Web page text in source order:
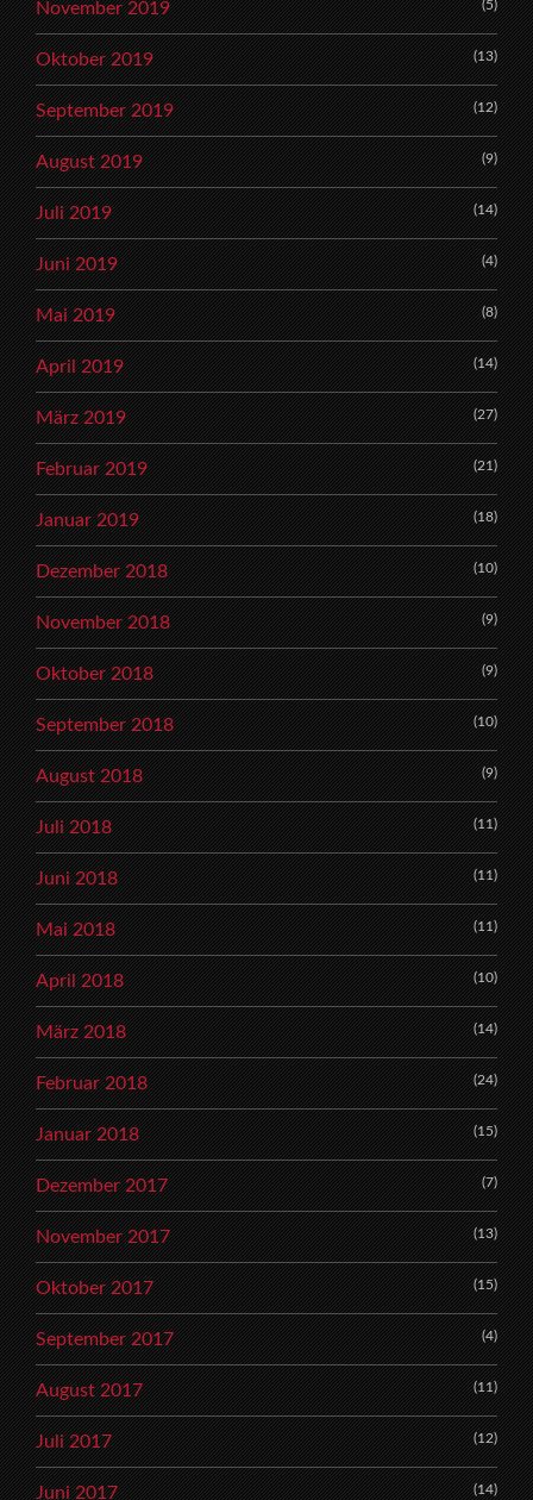
November 2019 (5)
Oktober 2019 (13)
September 2019 (12)
August 2019 (9)
Juli 2019 (14)
Juni 2019 (4)
Mai 2019 (8)
April 2019 (14)
März 2019 (27)
Februar 2019 (21)
Januar 2019 (18)
Dezember 2018 (10)
November 2018 (9)
Oktober 2018 (9)
September 2018 (10)
August 2018 (9)
Juli 2018 (11)
Juni 2018 (11)
Mai 2018 (11)
April 2018 (10)
März 2018 (14)
Februar 2018 (24)
Januar 2018 (15)
Dezember 2017 (7)
November 2017 (13)
Oktober 2017 (15)
September 2017 (4)
August 2017 (11)
Juli 2017 (12)
Juni 2017 (14)